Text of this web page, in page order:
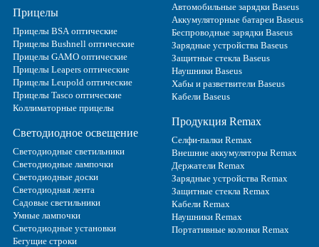
Прицелы
Прицелы BSA оптические
Прицелы Bushnell оптические
Прицелы GAMO оптические
Прицелы Leapers оптические
Прицелы Leupold оптические
Прицелы Tasco оптические
Коллиматорные прицелы
Светодиодное освещение
Светодиодные светильники
Светодиодные лампочки
Светодиодные доски
Светодиодная лента
Садовые светильники
Умные лампочки
Светодиодные установки
Бегущие строки
Автомобильные зарядки Baseus
Аккумуляторные батареи Baseus
Беспроводные зарядки Baseus
Зарядные устройства Baseus
Защитные стекла Baseus
Наушники Baseus
Хабы и разветвители Baseus
Кабели Baseus
Продукция Remax
Селфи-палки Remax
Внешние аккумуляторы Remax
Держатели Remax
Зарядные устройства Remax
Защитные стекла Remax
Кабели Remax
Наушники Remax
Портативные колонки Remax